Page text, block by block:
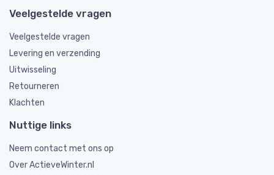
Veelgestelde vragen
Veelgestelde vragen
Levering en verzending
Uitwisseling
Retourneren
Klachten
Nuttige links
Neem contact met ons op
Over ActieveWinter.nl